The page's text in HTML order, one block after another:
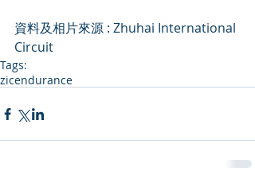
資料及相片來源 : Zhuhai International
Circuit
Tags:
zicendurance